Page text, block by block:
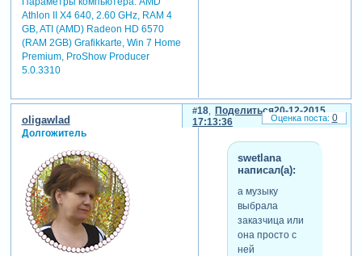
я спросил,
веришь ли ты в
любовь с
первого
взгляда?
ты ответила,
если я назову
причину,
да, твои волосы
мокрые и
Athlon II X4 640, 2.60 GHz, RAM 4
GB, ATI (AMD) Radeon HD 6570
(RAM 2GB) Grafikkarte, Win 7 Home
Premium, ProShow Producer
5.0.3310
Поделиться
18
20-12-2015
17:13:36
oligawlad
Долгожитель
swetlana
написал(а):
а музыку
выбрала
заказчица или
она просто с
ней
0